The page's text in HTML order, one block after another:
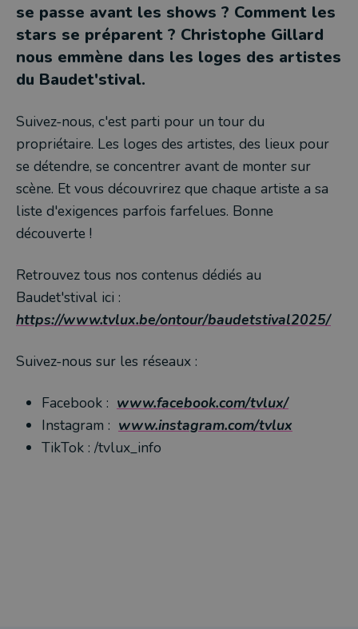
se passe avant les shows ? Comment les
stars se préparent ? Christophe Gillard
nous emmène dans les loges des artistes
du Baudet'stival.
Suivez-nous, c'est parti pour un tour du
propriétaire. Les loges des artistes, des lieux pour
se détendre, se concentrer avant de monter sur
scène. Et vous découvrirez que chaque artiste a sa
liste d'exigences parfois farfelues. Bonne
découverte !
Retrouvez tous nos contenus dédiés au
Baudet'stival ici :
https://www.tvlux.be/ontour/baudetstival2025/
Suivez-nous sur les réseaux :
Facebook : www.facebook.com/tvlux/
Instagram : www.instagram.com/tvlux
TikTok : /tvlux_info